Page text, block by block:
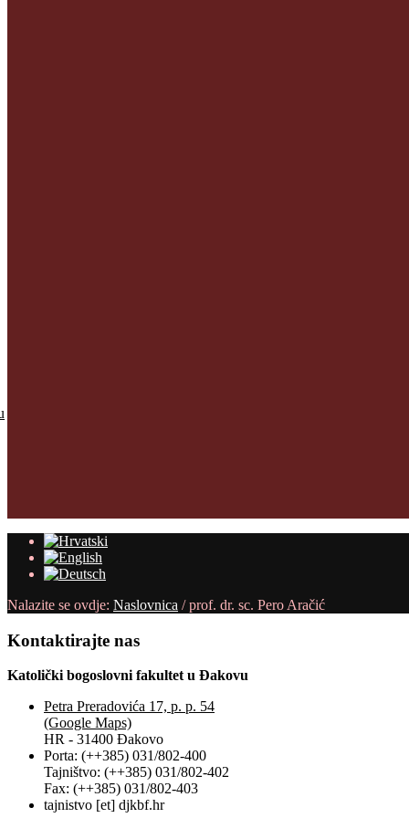
Nalazite se ovdje: Naslovnica /prof. dr. sc. Pero Aračić
Kontaktirajte nas
Katolički bogoslovni fakultet u Đakovu
Petra Preradovića 17, p. p. 54
(Google Maps)
HR - 31400 Đakovo
Porta: (++385) 031/802-400
Tajništvo: (++385) 031/802-402
Fax: (++385) 031/802-403
tajnistvo [et] djkbf.hr